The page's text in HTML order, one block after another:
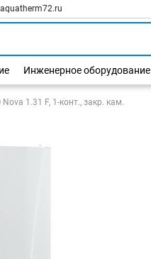
Инженерное оборудование
1.31 F, 1-конт., закр. кам.